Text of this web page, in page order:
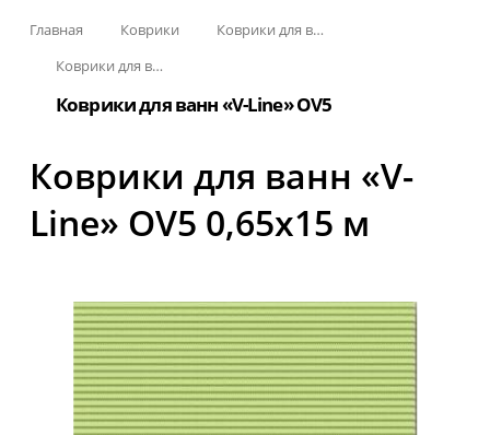
Главная Коврики
Коврики для ванн
Коврики для ванн «V-Line»
Коврики для ванн «V-Line» OV5
Коврики для ванн «V-
Line» OV5 0,65x15 м